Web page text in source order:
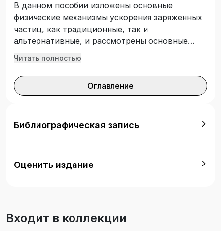
В данном пособии изложены основные
физические механизмы ускорения заряженных
частиц, как традиционные, так и
альтернативные, и рассмотрены основные
типы ускорителей, использующих эти
введение в физику ускорителей. Вопросы
техники ускорителей не рассматриваются. Для
руководствам. Пособие основано на
ряда лет читал для студентов-физиков РУДН.
Оно может быть полезно также для всех
интересующихся современными проблемами
Читать полностью
Оглавление
Библиографическая запись
Оценить издание
Входит в коллекции